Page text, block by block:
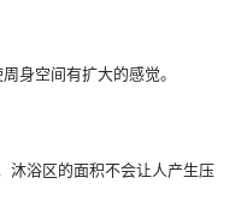
身空间有扩大的感觉。
沐浴区的面积不会让人产生压